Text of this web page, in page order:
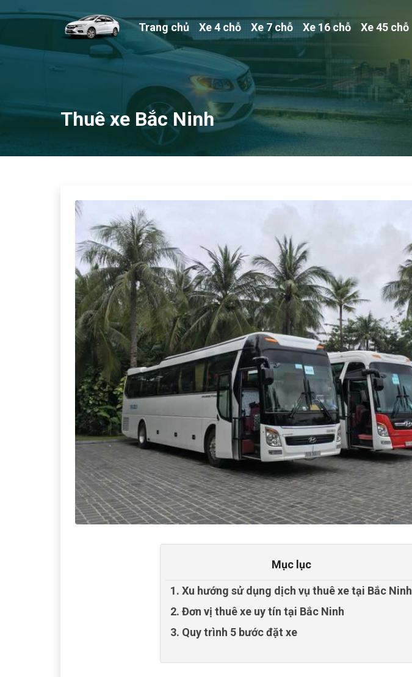
Trang chủ Xe 4 chỗ Xe 7 chỗ Xe 16 chỗ Xe 45 chỗ
Thuê xe Bắc Ninh
Mục lục
1. Xu hướng sử dụng dịch vụ thuê xe tại Bắc Ninh
2. Đơn vị thuê xe uy tín tại Bắc Ninh
3. Quy trình 5 bước đặt xe